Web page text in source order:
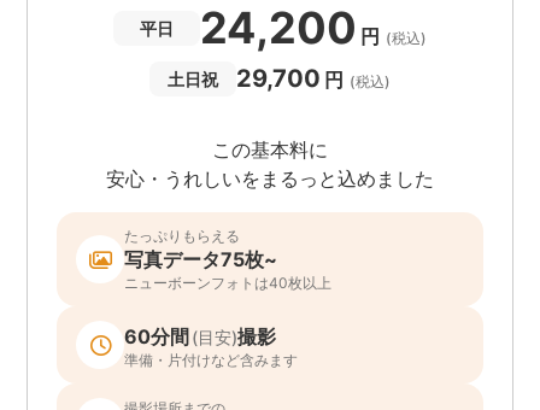
平日 24,200 円 (税込)
土日祝 29,700 円 (税込)
この基本料に
安心・うれしいをまるっと込めました
たっぷりもらえる
写真データ75枚~
ニューボーンフォトは40枚以上
60分間(目安)撮影
準備・片付けなど含みます